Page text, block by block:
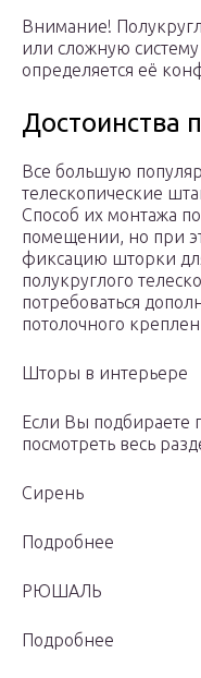
Внимание!
или сложную
определяется её
Достоинства
Все большую
телескопические
Способ их монтажа
помещении, но при
фиксацию шторки
полукруглого
потребоваться
потолочного
Шторы в интерьере
Если Вы подбираете
посмотреть весь
Сирень
Подробнее
РЮШАЛЬ
Подробнее